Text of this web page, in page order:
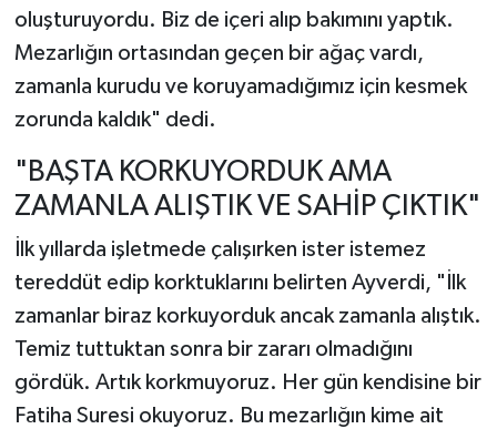
oluşturuyordu. Biz de içeri alıp bakımını yaptık.
Mezarlığın ortasından geçen bir ağaç vardı,
zamanla kurudu ve koruyamadığımız için kesmek
zorunda kaldık" dedi.
"BAŞTA KORKUYORDUK AMA
ZAMANLA ALIŞTIK VE SAHİP ÇIKTIK"
İlk yıllarda işletmede çalışırken ister istemez
tereddüt edip korktuklarını belirten Ayverdi, "İlk
zamanlar biraz korkuyorduk ancak zamanla alıştık.
Temiz tuttuktan sonra bir zararı olmadığını
gördük. Artık korkmuyoruz. Her gün kendisine bir
Fatiha Suresi okuyoruz. Bu mezarlığın kime ait